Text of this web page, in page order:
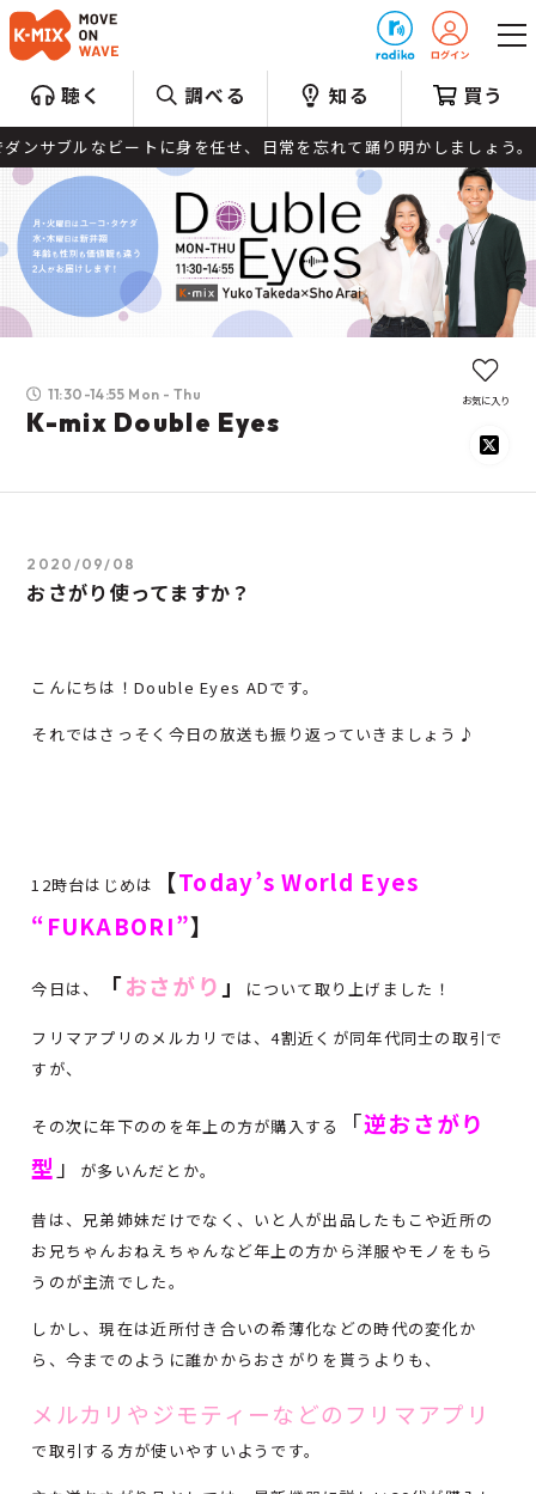
聴く 調べる 知る 買う
なビートに身を任せ、日常を忘れて踊り明かしましょう。
11:30-14:55 Mon - Thu
K-mix Double Eyes
お気に入り
2020/09/08
おさがり使ってますか？
こんにちは！Double Eyes ADです。
それではさっそく今日の放送も振り返っていきましょう♪
12時台はじめは 【Today’s World Eyes
“FUKABORI”】
今日は、 「おさがり 」 について取り上げました！
フリマアプリのメルカリでは、4割近くが同年代同士の取引で
すが、
その次に年下ののを年上の方が購入する 「逆おさがり
型 」 が多いんだとか。
昔は、兄弟姉妹だけでなく、いと人が出品したもこや近所の
お兄ちゃんおねえちゃんなど年上の方から洋服やモノをもら
うのが主流でした。
しかし、現在は近所付き合いの希薄化などの時代の変化か
ら、今までのように誰かからおさがりを貰うよりも、
メルカリやジモティーなどのフリマアプリ
で取引する方が使いやすいようです。